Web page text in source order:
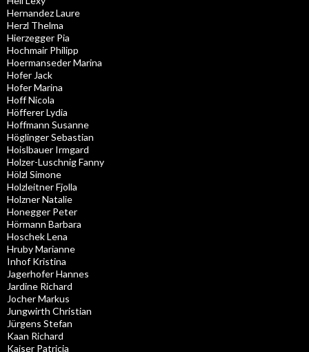
Hernandez Laure
Herzl Thelma
Hierzegger Pia
Hochmair Philipp
Hoermanseder Marina
Hofer Jack
Hofer Marina
Hoff Nicola
Höfferer Lydia
Hoffmann Susanne
Höglinger Sebastian
Hoislbauer Irmgard
Holzer-Luschnig Fanny
Hölzl Simone
Holzleitner Fjolla
Holzner Natalie
Honegger Peter
Hörmann Barbara
Hoschek Lena
Hruby Marianne
Inhof Kristina
Jagerhofer Hannes
Jardine Richard
Jocher Markus
Jungwirth Christian
Jürgens Stefan
Kaan Richard
Kaiser Patricia